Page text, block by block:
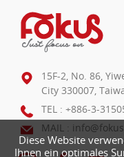
Diese Website
Ihnen ein optimales
15F-2, No. 86,
City 330007,
TEL : +886-3-
MAIL :